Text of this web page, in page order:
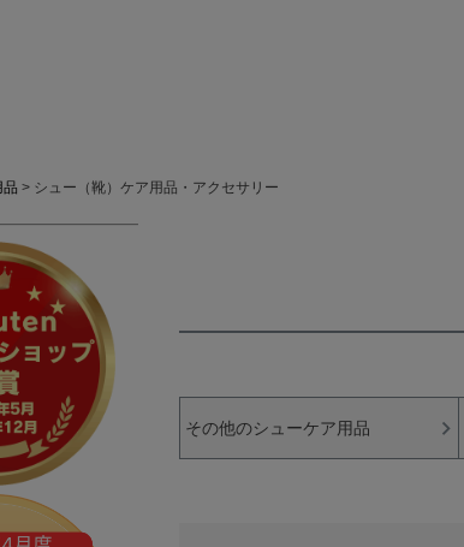
品 シュー（靴）ケア用品・アクセサリー
その他のシューケア用品